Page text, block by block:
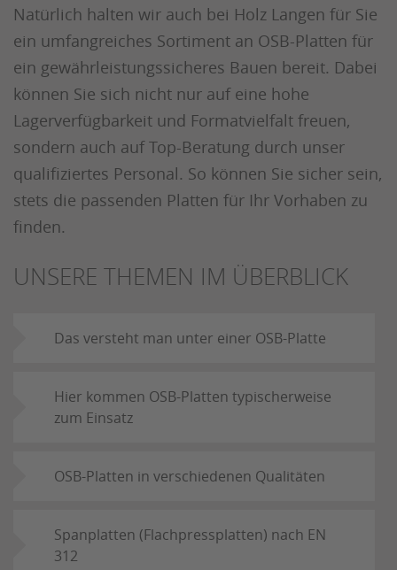
Natürlich halten wir auch bei Holz Langen für Sie
ein umfangreiches Sortiment an OSB-Platten für
ein gewährleistungssicheres Bauen bereit. Dabei
können Sie sich nicht nur auf eine hohe
Lagerverfügbarkeit und Formatvielfalt freuen,
sondern auch auf Top-Beratung durch unser
qualifiziertes Personal. So können Sie sicher sein,
stets die passenden Platten für Ihr Vorhaben zu
finden.
UNSERE THEMEN IM ÜBERBLICK
Das versteht man unter einer OSB-Platte
Hier kommen OSB-Platten typischerweise
zum Einsatz
OSB-Platten in verschiedenen Qualitäten
Spanplatten (Flachpressplatten) nach EN
312